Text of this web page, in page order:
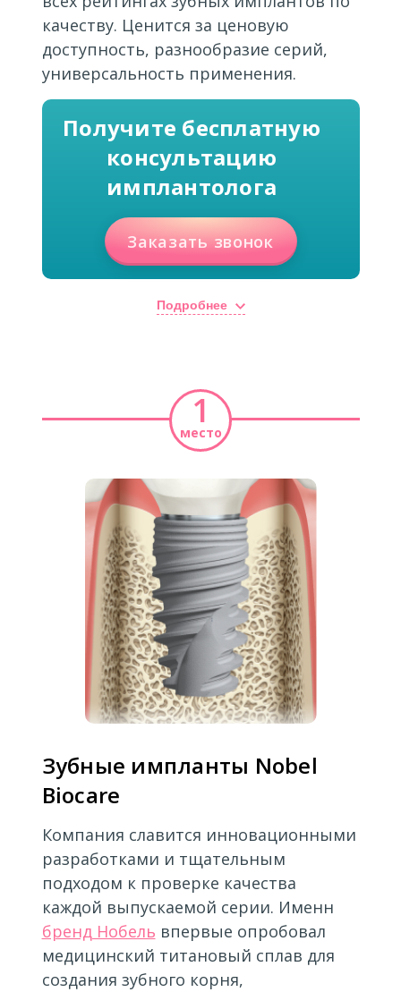
качеству. Ценится за ценовую
доступность, разнообразие серий,
универсальность применения.
Получите бесплатную
консультацию
имплантолога
Заказать звонок
Подробнее
1
место
Зубные импланты Nobel
Biocare
Компания славится инновационными
разработками и тщательным
подходом к проверке качества
каждой выпускаемой серии. Именн
бренд Нобель впервые опробовал
медицинский титановый сплав для
создания зубного корня,